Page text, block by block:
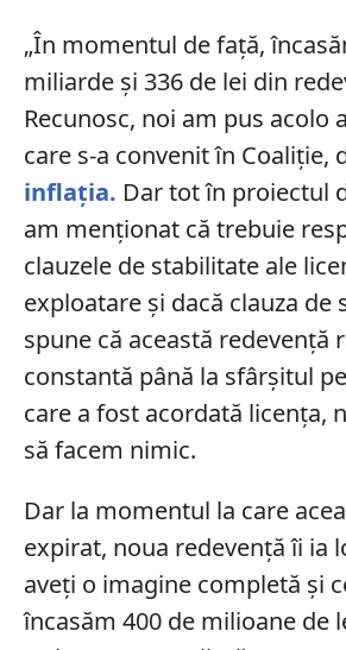
„În momentul de faţă,
miliarde şi 336 de lei din
Recunosc, noi am pus acolo
care s-a convenit în Coaliţie,
inflaţia. Dar tot în proiectul
am menţionat că trebuie
clauzele de stabilitate ale
exploatare şi dacă clauza de
spune că această redevenţă
constantă până la sfârşitul
care a fost acordată licenţa,
să facem nimic.
Dar la momentul la care
expirat, noua redevenţă îi ia
aveţi o imagine completă şi
încasăm 400 de milioane de